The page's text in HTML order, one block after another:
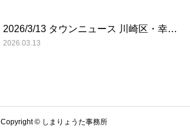
2026/3/13 タウンニュース 川崎区・幸…
2026.03.13
Copyright © しまりょうた事務所